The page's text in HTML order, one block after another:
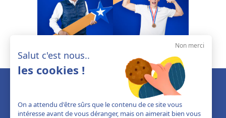
Non merci
Salut c'est nous..
les cookies !
On a attendu d'être sûrs que le contenu de ce site vous
intéresse avant de vous déranger, mais on aimerait bien vous